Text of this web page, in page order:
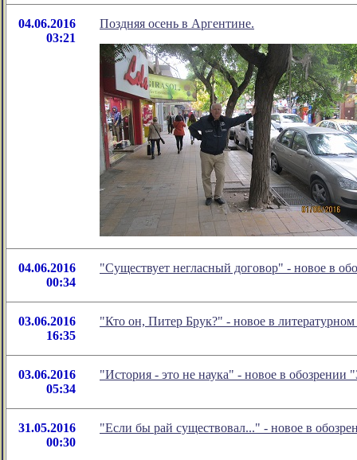
04.06.2016
03:21
Поздняя осень в Аргентине.
04.06.2016
00:34
"Cуществует негласный договор" - новое в
03.06.2016
16:35
"Кто он, Питер Брук?" - новое в
03.06.2016
05:34
"История - это не наука" - новое в
31.05.2016
00:30
"Если бы рай существовал..." - новое в